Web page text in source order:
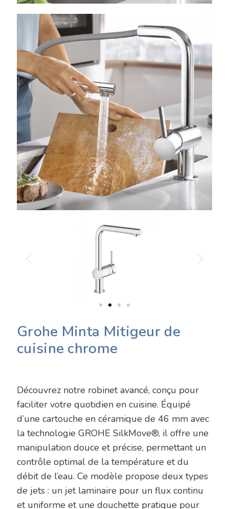
Grohe Minta Mitigeur de
cuisine chrome
Découvrez notre robinet avancé, conçu pour
faciliter votre quotidien en cuisine. Équipé
d’une cartouche en céramique de 46 mm avec
la technologie GROHE SilkMove®, il offre une
manipulation douce et précise, permettant un
contrôle optimal de la température et du
débit de l’eau. Ce modèle propose deux types
de jets : un jet laminaire pour un flux continu
et uniforme et une douchette pratique pour